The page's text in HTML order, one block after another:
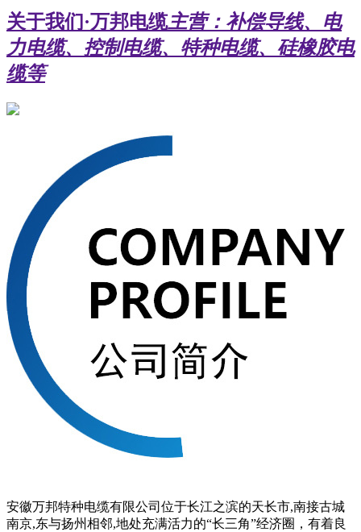
关于我们 ·万邦电缆主营：补偿导线、电
力电缆、控制电缆、特种电缆、硅橡胶电
缆等
安徽万邦特种电缆有限公司位于长江之滨的天长市,南接古城
南京,东与扬州相邻,地处充满活力的“长三角”经济圈，有着良